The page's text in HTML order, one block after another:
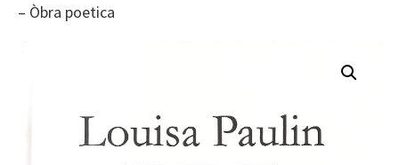
– Òbra poetica